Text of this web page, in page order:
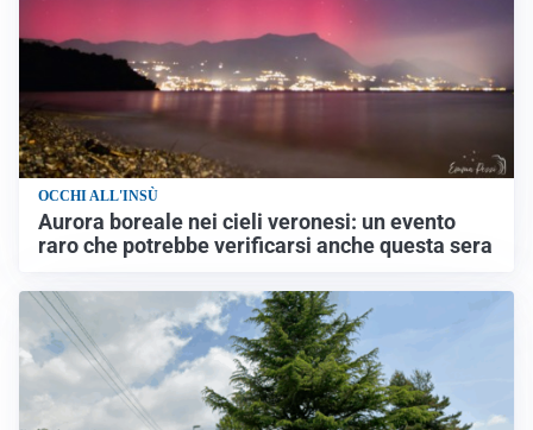
OCCHI ALL'INSÙ
Aurora boreale nei cieli veronesi: un evento
raro che potrebbe verificarsi anche questa sera